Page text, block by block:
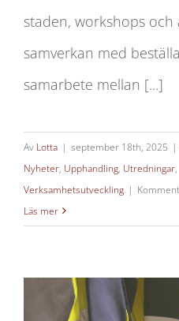
staden, workshops och
samverkan med
samarbete mellan [...]
Av Lotta | september 18th, 2025 |
Nyheter, Upphandling, Utredningar,
Verksamhetsutveckling |
Läs mer